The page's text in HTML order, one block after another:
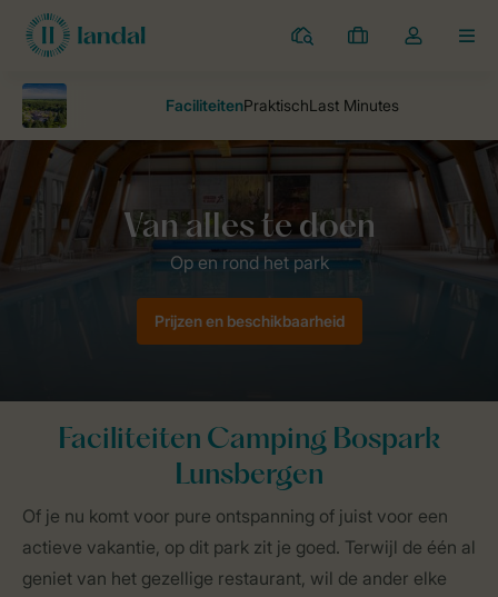
Campings
Mijn
Open
mijn
account
Landal Camping parken Bospark Lunsbergen Op en rond het
Prijzen en beschikbaarheid
Faciliteiten Camping Bospark
Lunsbergen
Of je nu komt voor pure ontspanning of juist voor een
actieve vakantie, op dit park zit je goed. Terwijl de één al
geniet van het gezellige restaurant, wil de ander elke